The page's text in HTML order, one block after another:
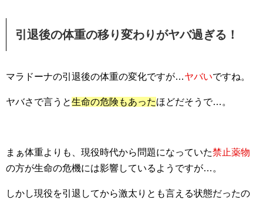
引退後の体重の移り変わりがヤバ過ぎる！
マラドーナの引退後の体重の変化ですが…ヤバいですね。
ヤバさで言うと生命の危険もあったほどだそうで…。
まぁ体重よりも、現役時代から問題になっていた禁止薬物
の方が生命の危機には影響しているようですが…。
しかし現役を引退してから激太りとも言える状態だったの